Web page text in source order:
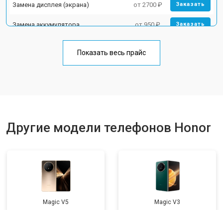
Замена дисплея (экрана) от 2700 ₽ Заказать
Замена аккумулятора от 950 ₽ Заказать
Ремонт цепи питания от 3200 ₽
Показать весь прайс
Другие модели телефонов Honor
Magic V5 Magic V3